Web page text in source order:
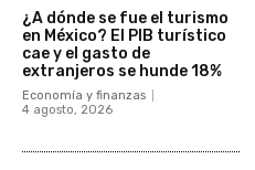
¿A dónde se fue el turismo
en México? El PIB turístico
cae y el gasto de
extranjeros se hunde 18%
Economía y finanzas
4 agosto, 2026